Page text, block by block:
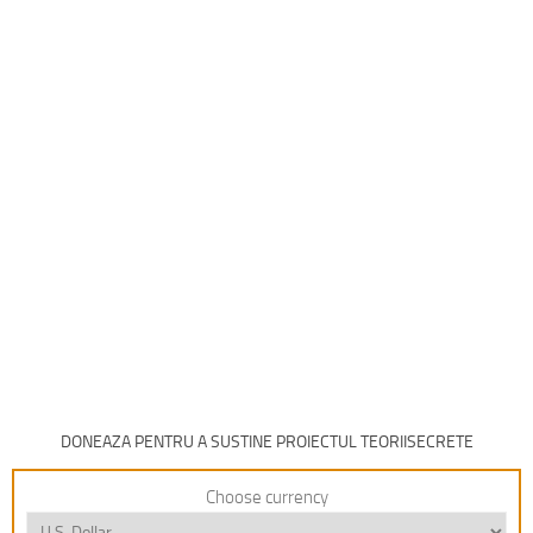
DONEAZA PENTRU A SUSTINE PROIECTUL TEORIISECRETE
Choose currency